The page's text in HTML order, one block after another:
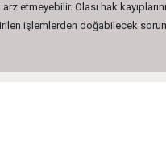
Olası hak
işlemlerden doğabilecek